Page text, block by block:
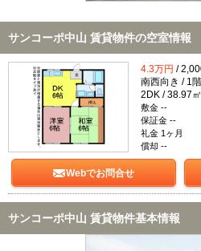
サンコーポ中山 賃貸物件の空室情報
4.3万円 /
南西向き / 1階
2DK / 38.97㎡
敷金 --
保証金 --
礼金 1ヶ月
償却 --
Webでお問合せ
サンコーポ中山 賃貸物件基本情報